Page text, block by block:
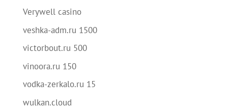
Verywell casino
veshka-adm.ru 1500
victorbout.ru 500
vinoora.ru 150
vodka-zerkalo.ru 15
wulkan.cloud